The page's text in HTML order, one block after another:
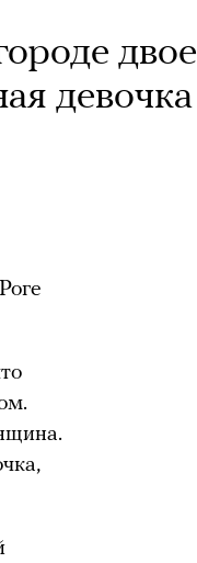
двое
девочка